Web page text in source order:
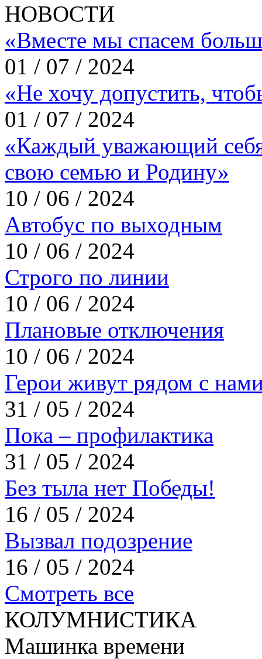
НОВОСТИ
«Вместе мы спасем
01 / 07 / 2024
«Не хочу допустить,
01 / 07 / 2024
«Каждый уважающий
свою семью и Родину»
10 / 06 / 2024
Автобус по выходным
10 / 06 / 2024
Строго по линии
10 / 06 / 2024
Плановые отключения
10 / 06 / 2024
Герои живут рядом с
31 / 05 / 2024
Пока – профилактика
31 / 05 / 2024
Без тыла нет Победы!
16 / 05 / 2024
Вызвал подозрение
16 / 05 / 2024
Смотреть все
КОЛУМНИСТИКА
Машинка времени